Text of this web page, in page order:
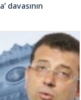
davasının